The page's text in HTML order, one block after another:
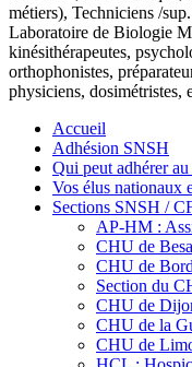
métiers), Techniciens /
Laboratoire de Biologie
kinésithérapeutes,
orthophonistes,
physiciens,
Accueil
Adhésion SNSH
Qui peut adhérer
Vos élus nationaux
Sections SNSH /
AP-HM :
CHU de
CHU de
Section du
CHU de
CHU de la
CHU de